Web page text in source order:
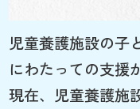
児童養護施設の子
にわたっての支援
現在、児童養護施